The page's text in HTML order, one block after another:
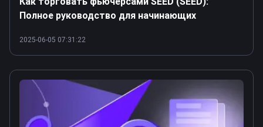
Полное руководство для начинающих
2025-06-05 07:31:22